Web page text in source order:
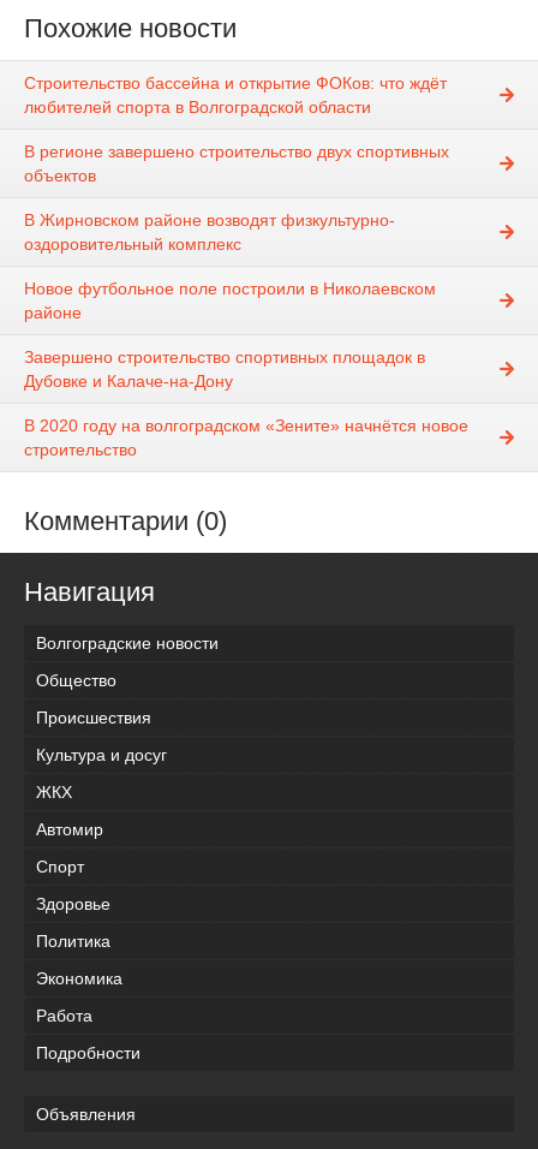
Похожие новости
Строительство бассейна и открытие ФОКов: что ждёт
любителей спорта в Волгоградской области
В регионе завершено строительство двух спортивных
объектов
В Жирновском районе возводят физкультурно-
оздоровительный комплекс
Новое футбольное поле построили в Николаевском
районе
Завершено строительство спортивных площадок в
Дубовке и Калаче-на-Дону
В 2020 году на волгоградском «Зените» начнётся новое
строительство
Комментарии (0)
Навигация
Волгоградские новости
Общество
Происшествия
Культура и досуг
ЖКХ
Автомир
Спорт
Здоровье
Политика
Экономика
Работа
Подробности
Объявления